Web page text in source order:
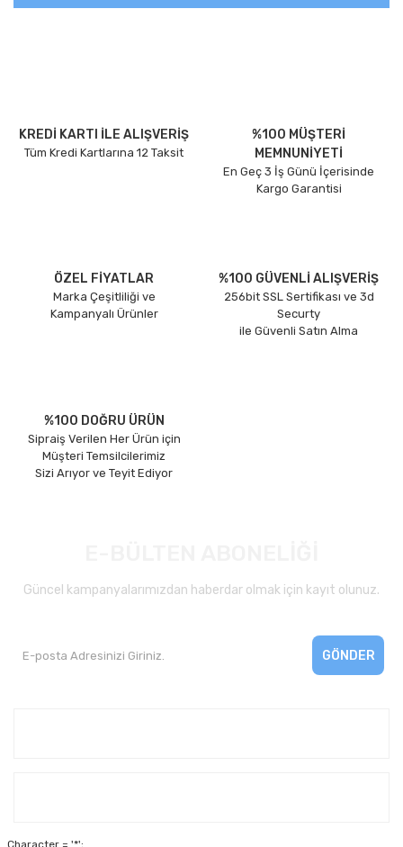
KREDİ KARTI İLE ALIŞVERİŞ
Tüm Kredi Kartlarına 12 Taksit
%100 MÜŞTERİ
MEMNUNİYETİ
En Geç 3 İş Günü İçerisinde
Kargo Garantisi
ÖZEL FİYATLAR
Marka Çeşitliliği ve
Kampanyalı Ürünler
%100 GÜVENLİ ALIŞVERİŞ
256bit SSL Sertifikası ve 3d
Securty
ile Güvenli Satın Alma
%100 DOĞRU ÜRÜN
Sipraiş Verilen Her Ürün için
Müşteri Temsilcilerimiz
Sizi Arıyor ve Teyit Ediyor
Güncel kampanyalarımızdan haberdar olmak için kayıt olunuz.
GÖNDER
Character = '*';